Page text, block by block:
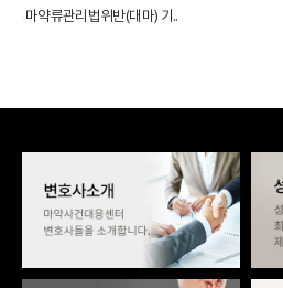
마약류관리법위반(대마) 기..